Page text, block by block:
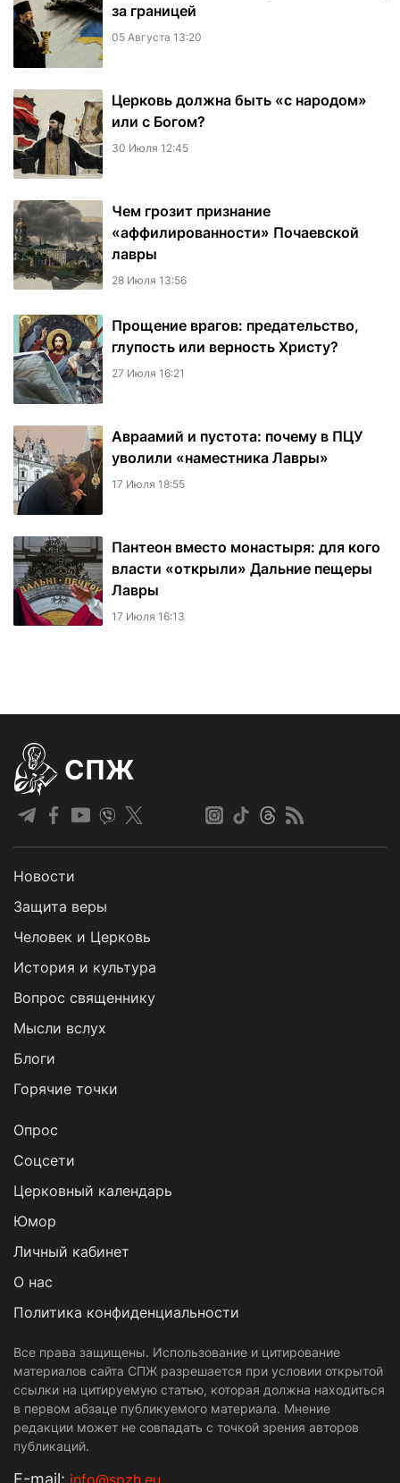
за границей
05 Августа 13:20
Церковь должна быть «с народом»
или с Богом?
30 Июля 12:45
Чем грозит признание
«аффилированности» Почаевской
лавры
28 Июля 13:56
Прощение врагов: предательство,
глупость или верность Христу?
27 Июля 16:21
Авраамий и пустота: почему в ПЦУ
уволили «наместника Лавры»
17 Июля 18:55
Пантеон вместо монастыря: для кого
власти «открыли» Дальние пещеры
Лавры
17 Июля 16:13
СПЖ
Новости
Защита веры
Человек и Церковь
История и культура
Вопрос священнику
Мысли вслух
Блоги
Горячие точки
Опрос
Cоцсети
Церковный календарь
Юмор
Личный кабинет
О нас
Политика конфиденциальности
Все права защищены. Использование и цитирование
материалов сайта СПЖ разрешается при условии открытой
ссылки на цитируемую статью, которая должна находиться
в первом абзаце публикуемого материала. Мнение
редакции может не совпадать с точкой зрения авторов
публикаций.
Е-mail: